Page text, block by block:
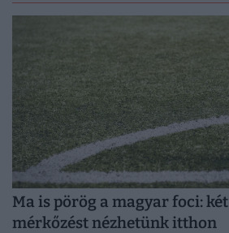
Ma is pörög a magyar foci: két
mérkőzést nézhetünk itthon